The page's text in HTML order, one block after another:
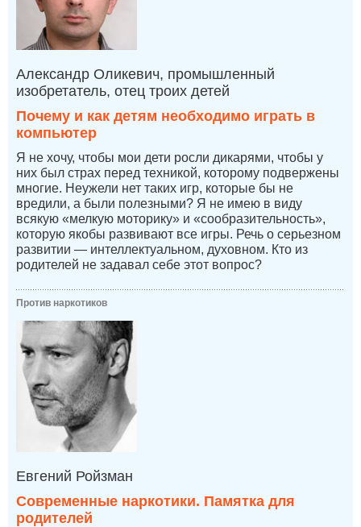
Александр Оликевич, промышленный
изобретатель, отец троих детей
Почему и как детям необходимо играть в
компьютер
Я не хочу, чтобы мои дети росли дикарями, чтобы у
них был страх перед техникой, которому подвержены
многие. Неужели нет таких игр, которые бы не
вредили, а были полезными? Я не имею в виду
всякую «мелкую моторику» и «сообразительность»,
которую якобы развивают все игры. Речь о серьезном
развитии — интеллектуальном, духовном. Кто из
родителей не задавал себе этот вопрос?
Против наркотиков
Евгений Ройзман
Современные наркотики. Памятка для
родителей